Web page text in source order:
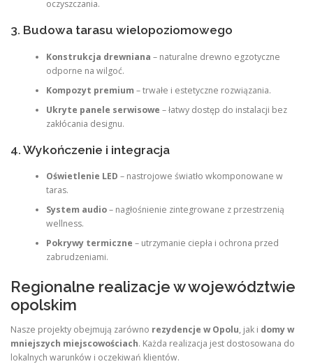
oczyszczania.
3. Budowa tarasu wielopoziomowego
Konstrukcja drewniana – naturalne drewno egzotyczne
odporne na wilgoć.
Kompozyt premium – trwałe i estetyczne rozwiązania.
Ukryte panele serwisowe – łatwy dostęp do instalacji bez
zakłócania designu.
4. Wykończenie i integracja
Oświetlenie LED – nastrojowe światło wkomponowane w
taras.
System audio– nagłośnienie zintegrowane z przestrzenią
wellness.
Pokrywy termiczne – utrzymanie ciepła i ochrona przed
zabrudzeniami.
Regionalne realizacje w województwie
opolskim
Nasze projekty obejmują zarówno rezydencje w Opolu, jak i domy w
mniejszych miejscowościach. Każda realizacja jest dostosowana do
lokalnych warunków i oczekiwań klientów.